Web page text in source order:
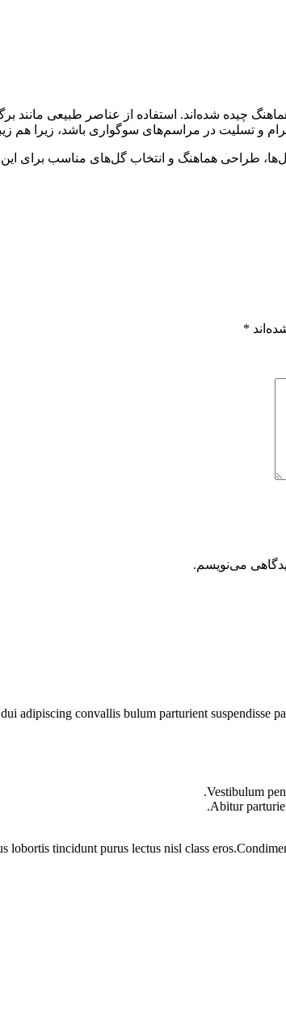
چیده شده‌اند. استفاده از عناصر طبیعی
و تسلیت در مراسم‌های سوگواری باشد، زیرا
گل‌ها، طراحی هماهنگ و انتخاب گل‌های مناسب برای
*
می‌نویسم.
adipiscing convallis bulum parturient suspendisse
Vestibulum
Abitur
lobortis tincidunt purus lectus nisl class